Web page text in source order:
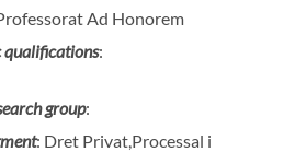
Ad Honorem
qualifications:
group:
: Dret Privat,Processal i